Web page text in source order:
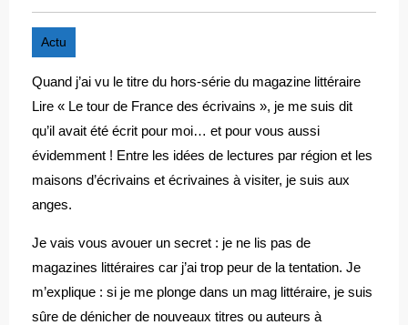
Actu
Quand j’ai vu le titre du hors-série du magazine littéraire
Lire « Le tour de France des écrivains », je me suis dit
qu’il avait été écrit pour moi… et pour vous aussi
évidemment ! Entre les idées de lectures par région et les
maisons d’écrivains et écrivaines à visiter, je suis aux
anges.
Je vais vous avouer un secret : je ne lis pas de
magazines littéraires car j’ai trop peur de la tentation. Je
m’explique : si je me plonge dans un mag littéraire, je suis
sûre de dénicher de nouveaux titres ou auteurs à